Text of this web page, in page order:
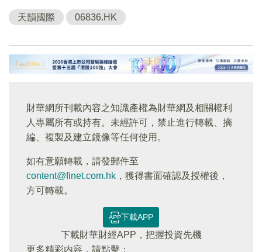
天韻國際 06836.HK
財華網所刊載內容之知識產權為財華網及相關權利
人專屬所有或持有。未經許可，禁止進行轉載、摘
編、複製及建立鏡像等任何使用。
如有意願轉載，請發郵件至
content@finet.com.hk ，獲得書面確認及授權後，
方可轉載。
下載APP
下載財華財經APP，把握投資先機
更多精彩内容，請點擊：